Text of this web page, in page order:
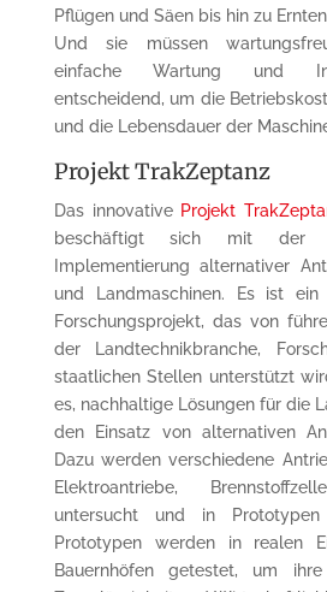
Pflügen und Säen bis hin zu
Und sie müssen
einfache Wartung und
entscheidend, um die
und die Lebensdauer der
Projekt TrakZeptanz
Das innovative Projekt
beschäftigt sich mit der
Implementierung alternativer
und Landmaschinen. Es ist ein
Forschungsprojekt, das von
der Landtechnikbranche,
staatlichen Stellen unterstützt
es, nachhaltige Lösungen für die
den Einsatz von alternativen
Dazu werden verschiedene
Elektroantriebe,
untersucht und in Prototypen
Prototypen werden in realen
Bauernhöfen getestet, um ihre